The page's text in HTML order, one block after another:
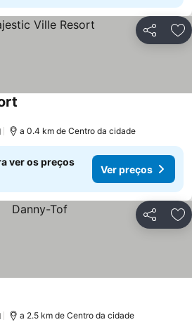
Partilhar
a 0.4 km de Centro da cidade
ver os preços
Ver preços
Partilhar
a 2.5 km de Centro da cidade